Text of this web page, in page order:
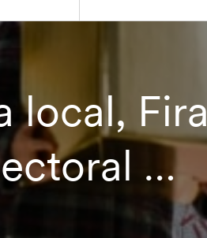
local, Fira
…